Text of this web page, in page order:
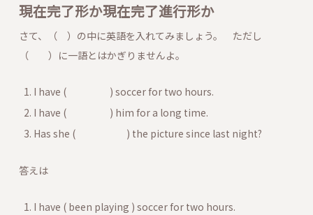
現在完了形か現在完了進行形か
さて、（ ）の中に英語を入れてみましょう。 ただし
（ ）に一語とはかぎりませんよ。
I have ( ) soccer for two hours.
I have ( ) him for a long time.
Has she ( ) the picture since last night?
答えは
I have ( been playing ) soccer for two hours.